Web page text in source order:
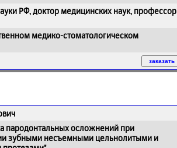
РФ, доктор медицинских наук, профессор
медико-стоматологическом
пародонтальных осложнений при
зубными несъемными цельнолитыми и